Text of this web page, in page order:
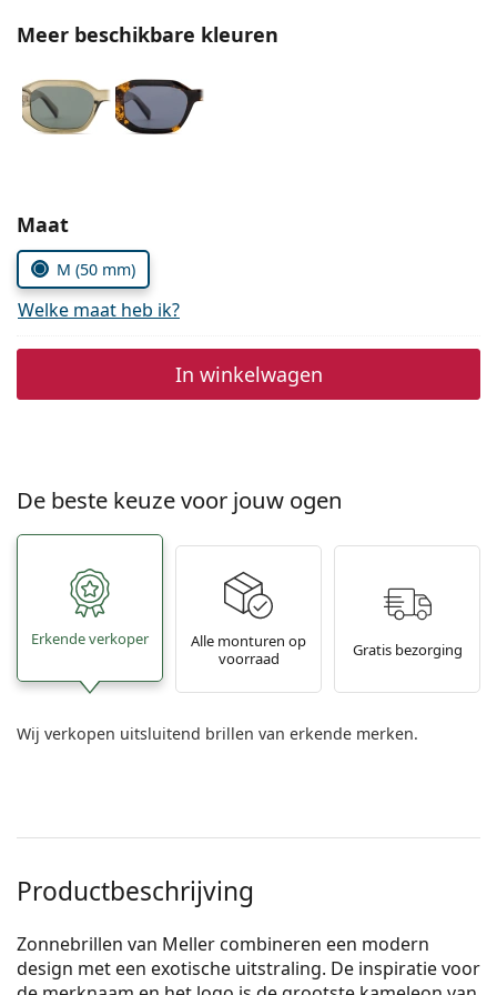
Alle merken
Meer beschikbare kleuren
Kies parameters:
Maat
M (50 mm)
Welke maat heb ik?
In winkelwagen
De beste keuze voor jouw ogen
Erkende verkoper
Alle monturen op
voorraad
Gratis bezorging
Wij verkopen uitsluitend brillen van erkende merken.
Productbeschrijving
Zonnebrillen van Meller combineren een modern
design met een exotische uitstraling. De inspiratie voor